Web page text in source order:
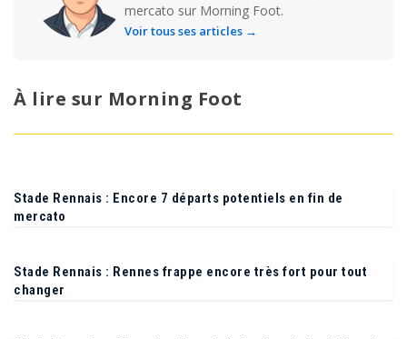
mercato sur Morning Foot.
Voir tous ses articles →
À lire sur Morning Foot
Stade Rennais : Encore 7 départs potentiels en fin de
Stade Rennais : Rennes frappe encore très fort pour tout
changer